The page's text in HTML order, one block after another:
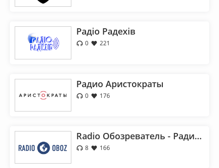
Радіо Радехів
0 221
Радио Аристократы
0 176
Radio Обозреватель - Радио Обоз
8 166